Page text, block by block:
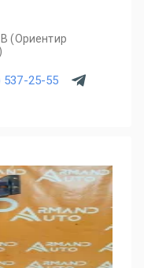
(Ориентир
537-25-55